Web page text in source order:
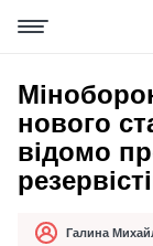
нового
відомо
АвторГалина
Дата публікації